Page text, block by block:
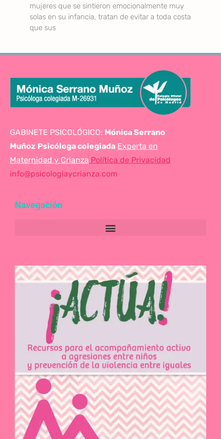
mujeres que se sintieron emocionalmente muy
solas en su infancia, tratan de evitar a toda costa
que sus
GABINETE PSICOLÓGICO: Mónica Serrano
Muñoz Psicóloga colegiada Experta en
Maternidad y Crianza Política de Privacidad
info@psicologiaycrianza.com
Navegación